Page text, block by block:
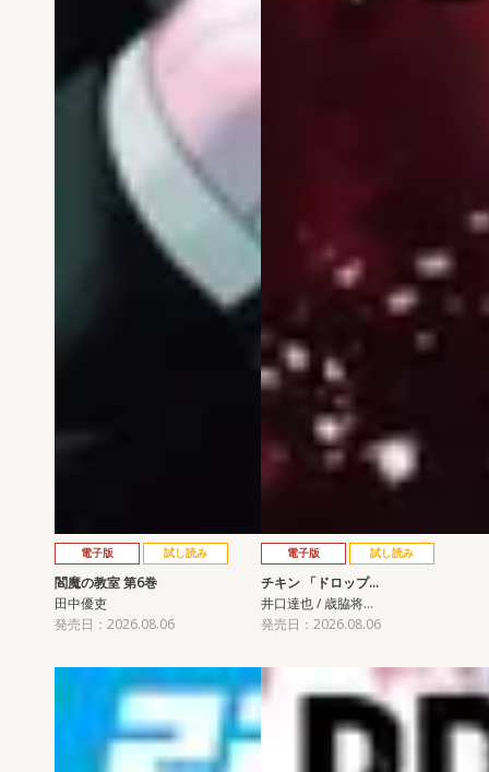
電子版 試し読み
閻魔の教室 第6巻
田中優吏
発売日：2026.08.06
電子版 試し読み
チキン 「ドロップ…
井口達也 / 歳脇将…
発売日：2026.08.06